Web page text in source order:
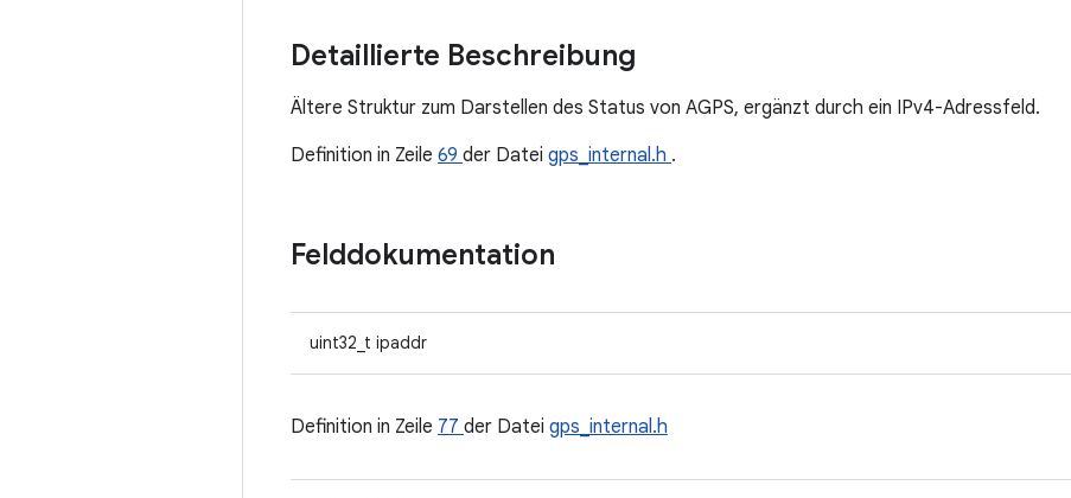
Detaillierte Beschreibung
Ältere Struktur zum Darstellen des Status von AGPS, ergänzt durch ein IPv4-Adressfeld.
Definition in Zeile 69 der Datei gps_internal.h .
Felddokumentation
uint32_t ipaddr
Definition in Zeile 77 der Datei gps_internal.h